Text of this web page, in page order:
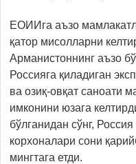
ЕОИИга аъзо
қатор мисолларни
Арманистоннинг аъзо
Россияга қиладиган
ва озиқ-овқат саноати
имконини юзага
бўлганидан сўнг,
корхоналари сони
мингтага етди.